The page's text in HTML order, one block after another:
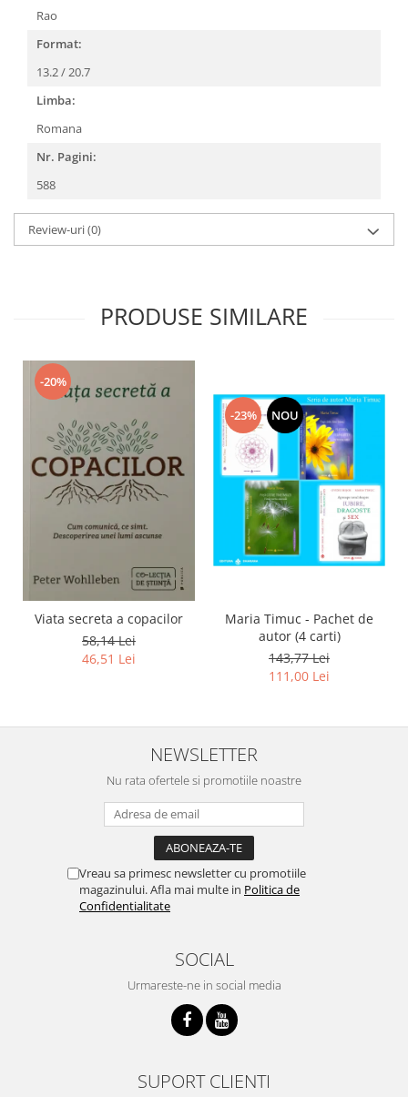
Rao
Format:
13.2 / 20.7
Limba:
Romana
Nr. Pagini:
588
Review-uri(0)
PRODUSE SIMILARE
-20%
Viata secreta a copacilor
58,14 Lei
46,51 Lei
-23% NOU
Maria Timuc - Pachet de
autor (4 carti)
143,77 Lei
111,00 Lei
NEWSLETTER
Nu rata ofertele si promotiile noastre
Vreau sa primesc newsletter cu promotiile
magazinului. Afla mai multe in Politica de
Confidentialitate
SOCIAL
Urmareste-ne in social media
SUPORT CLIENTI